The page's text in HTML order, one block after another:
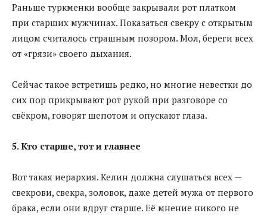
Раньше туркменки вообще закрывали рот платком
при старших мужчинах. Показаться свекру с открытым
лицом считалось страшным позором. Мол, береги всех
от «грязи» своего дыхания.
Сейчас такое встретишь редко, но многие невестки до
сих пор прикрывают рот рукой при разговоре со
свёкром, говорят шепотом и опускают глаза.
5. Кто старше, тот и главнее
Вот такая иерархия. Келин должна слушаться всех —
свекрови, свекра, золовок, даже детей мужа от первого
брака, если они вдруг старше. Её мнение никого не